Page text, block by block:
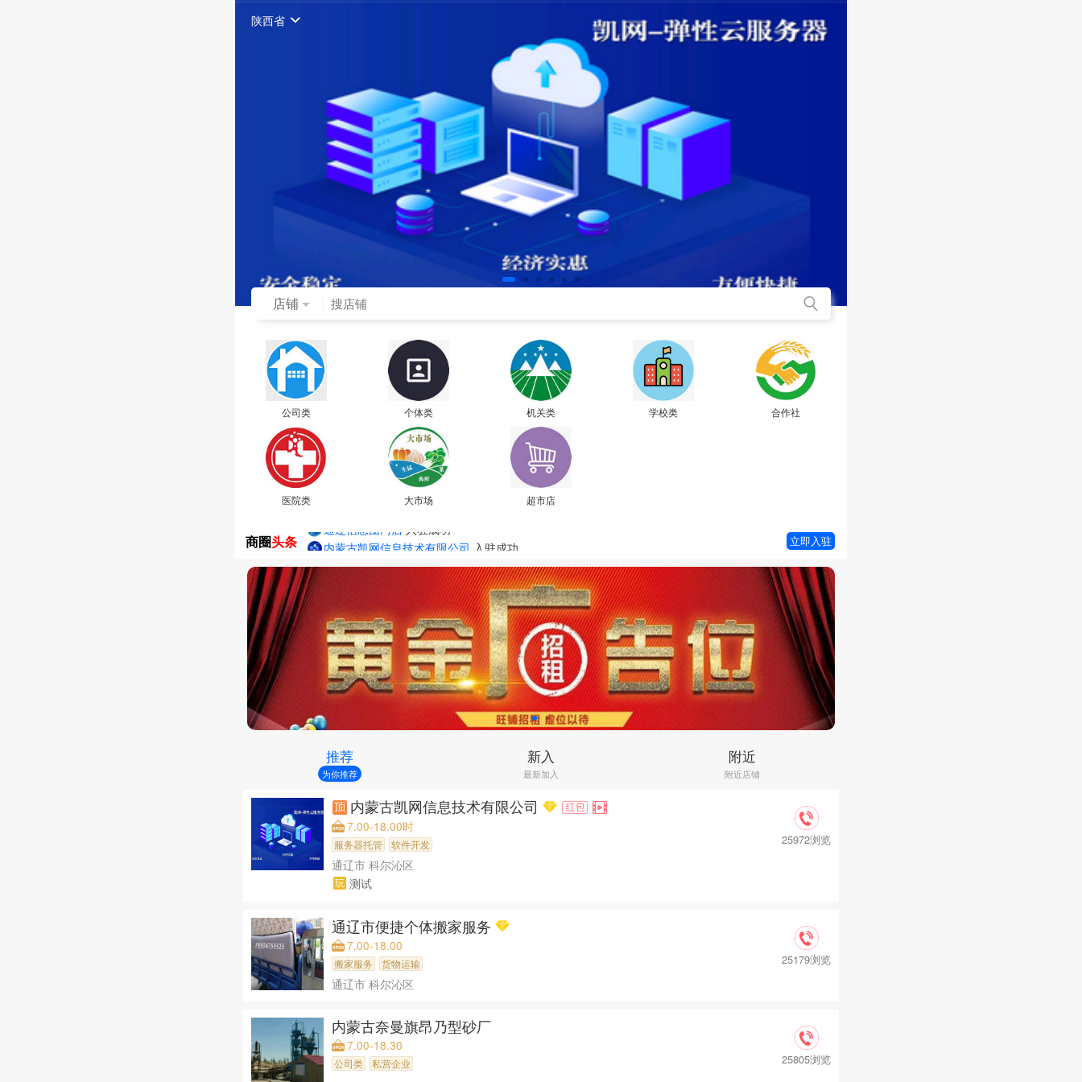
陕西省
店铺
公司类 个体类 机关类 学校类 合作社
医院类 大市场 超市店
商圈头条 内蒙古凯网信息技术有限公司 入驻成功
内蒙古奈曼旗昂乃型砂厂 入驻成功
入驻成功
立即入驻
推荐
为你推荐
新入
最新加入
附近
附近店铺
内蒙古凯网信息技术有限公司
7.00-18.00时
服务器托管 软件开发
通辽市 科尔沁区
测试
25972浏览
通辽市便捷个体搬家服务
7.00-18.00
搬家服务 货物运输
通辽市 科尔沁区
25179浏览
内蒙古奈曼旗昂乃型砂厂
7.00-18.30
公司类 私营企业 25805浏览